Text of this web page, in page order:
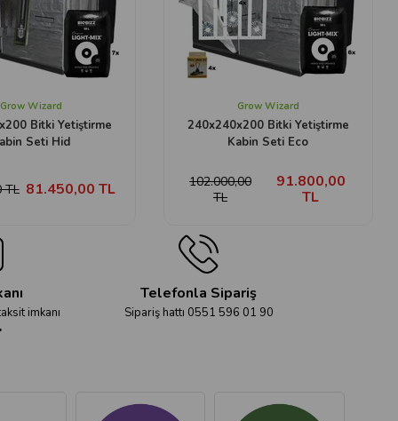
Grow Wizard
Bitki Yetiştirme
Seti Hid
81.450,00 TL
TL
Grow Wizard
240x240x200 Bitki Yetiştirme
Kabin Seti Eco
91.800,00
TL
102.000,00
TL
imkanı
Telefonla Sipariş
Sipariş hattı 0551 596 01 90